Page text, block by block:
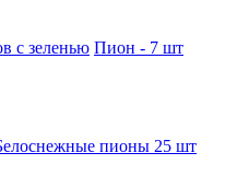
с зеленью Пион - 7 шт
пионы 25 шт